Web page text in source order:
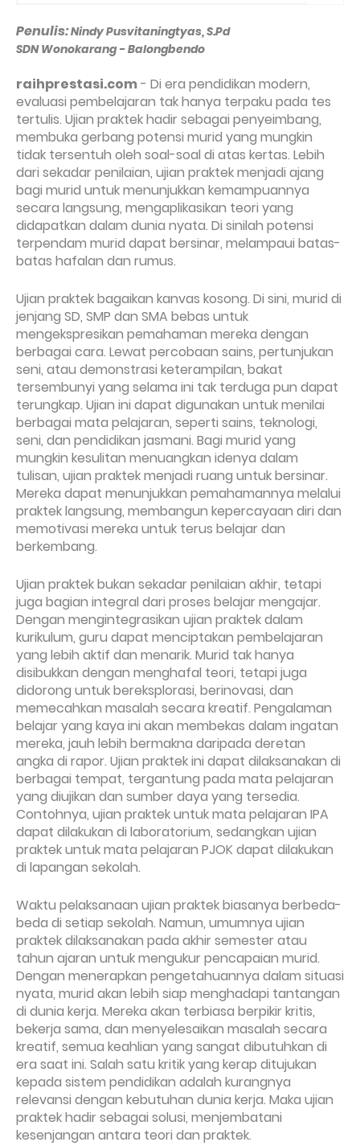
Penulis:Nindy Pusvitaningtyas, S.Pd
SDN Wonokarang - Balongbendo
raihprestasi.com- Di era pendidikan modern,
evaluasi pembelajaran tak hanya terpaku pada tes
tertulis. Ujian praktek hadir sebagai penyeimbang,
membuka gerbang potensi murid yang mungkin
tidak tersentuh oleh soal-soal di atas kertas. Lebih
dari sekadar penilaian, ujian praktek menjadi ajang
bagi murid untuk menunjukkan kemampuannya
secara langsung, mengaplikasikan teori yang
didapatkan dalam dunia nyata. Di sinilah potensi
terpendam murid dapat bersinar, melampaui batas-
batas hafalan dan rumus.
Ujian praktek bagaikan kanvas kosong. Di sini, murid di
jenjang SD, SMP dan SMA bebas untuk
mengekspresikan pemahaman mereka dengan
berbagai cara. Lewat percobaan sains, pertunjukan
seni, atau demonstrasi keterampilan, bakat
tersembunyi yang selama ini tak terduga pun dapat
terungkap. Ujian ini dapat digunakan untuk menilai
berbagai mata pelajaran, seperti sains, teknologi,
seni, dan pendidikan jasmani. Bagi murid yang
mungkin kesulitan menuangkan idenya dalam
tulisan, ujian praktek menjadi ruang untuk bersinar.
Mereka dapat menunjukkan pemahamannya melalui
praktek langsung, membangun kepercayaan diri dan
memotivasi mereka untuk terus belajar dan
berkembang.
Ujian praktek bukan sekadar penilaian akhir, tetapi
juga bagian integral dari proses belajar mengajar.
Dengan mengintegrasikan ujian praktek dalam
kurikulum, guru dapat menciptakan pembelajaran
yang lebih aktif dan menarik. Murid tak hanya
disibukkan dengan menghafal teori, tetapi juga
didorong untuk bereksplorasi, berinovasi, dan
memecahkan masalah secara kreatif. Pengalaman
belajar yang kaya ini akan membekas dalam ingatan
mereka, jauh lebih bermakna daripada deretan
angka di rapor. Ujian praktek ini dapat dilaksanakan di
berbagai tempat, tergantung pada mata pelajaran
yang diujikan dan sumber daya yang tersedia.
Contohnya, ujian praktek untuk mata pelajaran IPA
dapat dilakukan di laboratorium, sedangkan ujian
praktek untuk mata pelajaran PJOK dapat dilakukan
di lapangan sekolah.
Waktu pelaksanaan ujian praktek biasanya berbeda-
beda di setiap sekolah. Namun, umumnya ujian
praktek dilaksanakan pada akhir semester atau
tahun ajaran untuk mengukur pencapaian murid.
Dengan menerapkan pengetahuannya dalam situasi
nyata, murid akan lebih siap menghadapi tantangan
di dunia kerja. Mereka akan terbiasa berpikir kritis,
bekerja sama, dan menyelesaikan masalah secara
kreatif, semua keahlian yang sangat dibutuhkan di
era saat ini. Salah satu kritik yang kerap ditujukan
kepada sistem pendidikan adalah kurangnya
relevansi dengan kebutuhan dunia kerja. Maka ujian
praktek hadir sebagai solusi, menjembatani
kesenjangan antara teori dan praktek.